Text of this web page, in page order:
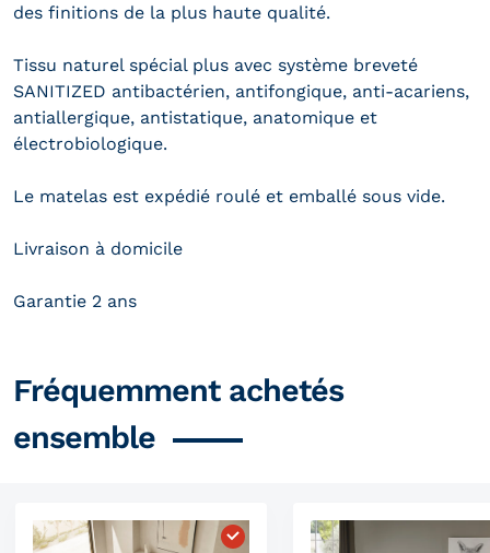
des finitions de la plus haute qualité.
Tissu naturel spécial plus avec système breveté
SANITIZED antibactérien, antifongique, anti-acariens,
antiallergique, antistatique, anatomique et
électrobiologique.
Le matelas est expédié roulé et emballé sous vide.
Livraison à domicile
Garantie 2 ans
Fréquemment achetés
ensemble
Choisissez "Matelas à ressorts